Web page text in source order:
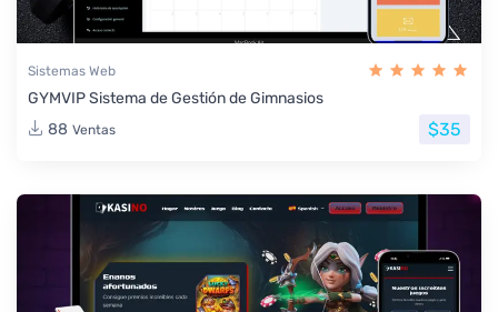
Sistemas Web
GYMVIP Sistema de Gestión de Gimnasios
88 Ventas $35